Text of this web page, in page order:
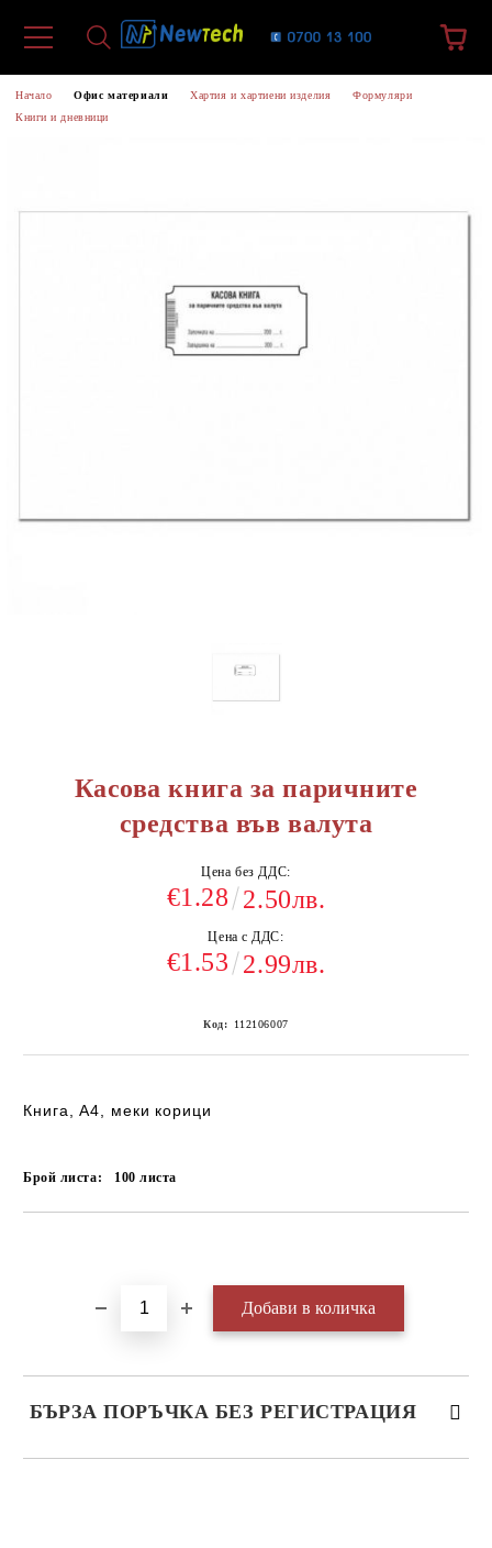
Начало Офис материали Хартия и хартиени изделия
Формуляри
Книги и дневници
Касова книга за паричните
средства във валута
Цена без ДДС:
€1.28 2.50лв.
Цена с ДДС:
€1.53 2.99лв.
Код: 112106007
Книга, А4, меки корици
Брой листа: 100листа
БЪРЗА ПОРЪЧКА БЕЗ РЕГИСТРАЦИЯ